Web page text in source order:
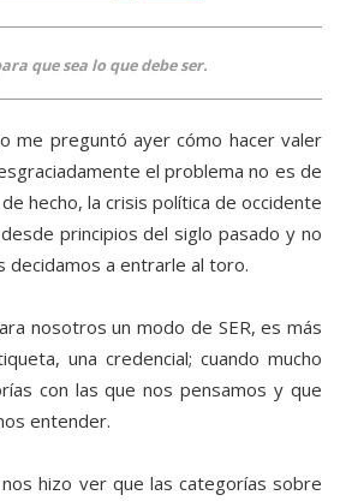
que sea lo que debe ser.
me preguntó ayer cómo hacer valer
el problema no es de
hecho, la crisis política de occidente
principios del siglo pasado y no
decidamos a entrarle al toro.
nosotros un modo de SER, es más
una credencial; cuando mucho
con las que nos pensamos y que
entender.
hizo ver que las categorías sobre